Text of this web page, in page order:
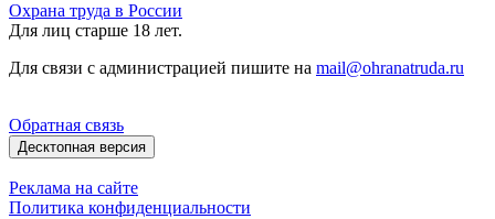
Охрана труда в России
Для лиц старше 18 лет.
Для связи с администрацией пишите на mail@ohranatruda.ru
Обратная связь
Десктопная версия
Реклама на сайте
Политика конфиденциальности